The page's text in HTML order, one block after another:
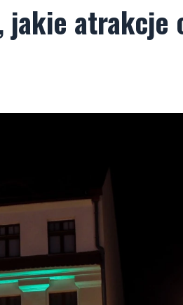
jakie atrakcje